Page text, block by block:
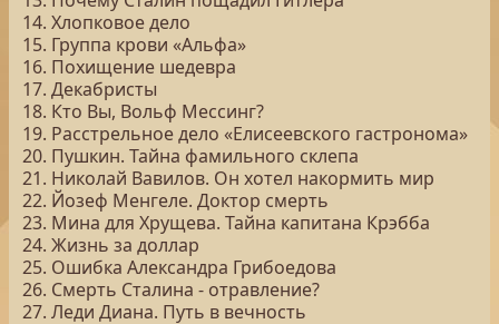
14. Хлопковое дело
15. Группа крови «Альфа»
16. Похищение шедевра
17. Декабристы
18. Кто Вы, Вольф Мессинг?
19. Расстрельное дело «Елисеевского гастронома»
20. Пушкин. Тайна фамильного склепа
21. Николай Вавилов. Он хотел накормить мир
22. Йозеф Менгеле. Доктор смерть
23. Мина для Хрущева. Тайна капитана Крэбба
24. Жизнь за доллар
25. Ошибка Александра Грибоедова
26. Смерть Сталина - отравление?
27. Леди Диана. Путь в вечность